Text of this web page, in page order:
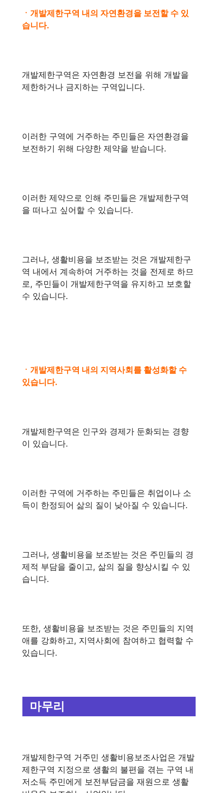
ㆍ개발제한구역 내의 자연환경을 보전할 수 있
습니다.
개발제한구역은 자연환경 보전을 위해 개발을
제한하거나 금지하는 구역입니다.
이러한 구역에 거주하는 주민들은 자연환경을
보전하기 위해 다양한 제약을 받습니다.
이러한 제약으로 인해 주민들은 개발제한구역
을 떠나고 싶어할 수 있습니다.
그러나, 생활비용을 보조받는 것은 개발제한구
역 내에서 계속하여 거주하는 것을 전제로 하므
로, 주민들이 개발제한구역을 유지하고 보호할
수 있습니다.
ㆍ개발제한구역 내의 지역사회를 활성화할 수
있습니다.
개발제한구역은 인구와 경제가 둔화되는 경향
이 있습니다.
이러한 구역에 거주하는 주민들은 취업이나 소
득이 한정되어 삶의 질이 낮아질 수 있습니다.
그러나, 생활비용을 보조받는 것은 주민들의 경
제적 부담을 줄이고, 삶의 질을 향상시킬 수 있
습니다.
또한, 생활비용을 보조받는 것은 주민들의 지역
애를 강화하고, 지역사회에 참여하고 협력할 수
있습니다.
마무리
개발제한구역 거주민 생활비용보조사업은 개발
제한구역 지정으로 생활의 불편을 겪는 구역 내
저소득 주민에게 보전부담금을 재원으로 생활